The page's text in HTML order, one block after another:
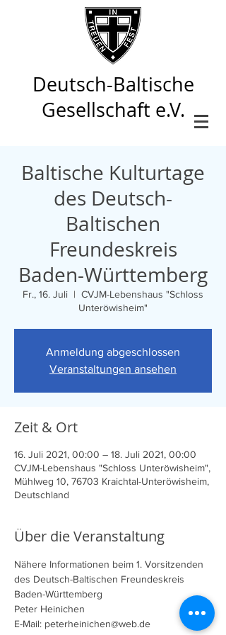
Deutsch-Baltische
Gesellschaft e.V.
Baltische Kulturtage
des Deutsch-
Baltischen
Freundeskreis
Baden-Württemberg
Fr., 16. Juli
  |
CVJM-Lebenshaus "Schloss
Unteröwisheim"
Anmeldung abgeschlossen
Veranstaltungen ansehen
Zeit & Ort
16. Juli 2021, 00:00 – 18. Juli 2021, 00:00
CVJM-Lebenshaus "Schloss Unteröwisheim",
Mühlweg 10, 76703 Kraichtal-Unteröwisheim,
Deutschland
Über die Veranstaltung
Nähere Informationen beim 1. Vorsitzenden
des Deutsch-Baltischen Freundeskreis
Baden-Württemberg
Peter Heinichen
E-Mail: peterheinichen@web.de